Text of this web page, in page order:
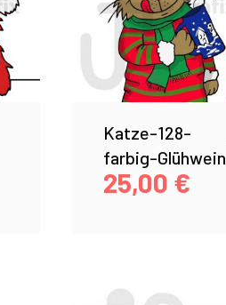
Katze-128-
farbig-Glühwein
25,00 €